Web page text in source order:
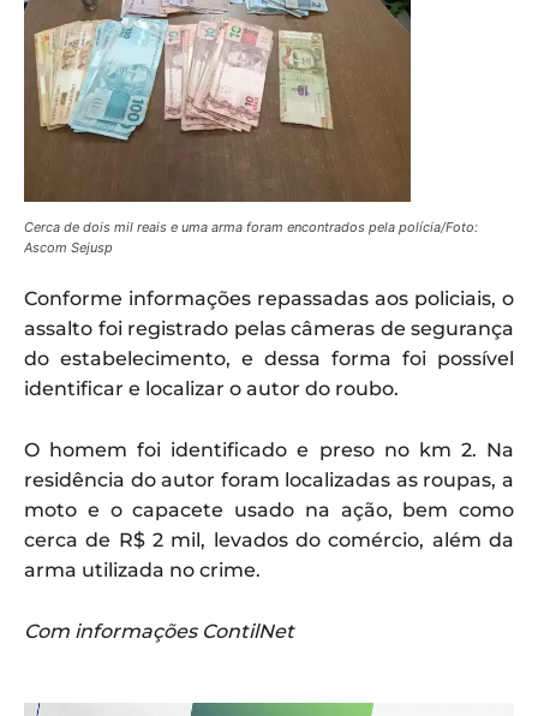
Cerca de dois mil reais e uma arma foram encontrados pela polícia/Foto:
Ascom Sejusp
Conforme informações repassadas aos policiais, o
assalto foi registrado pelas câmeras de segurança
do estabelecimento, e dessa forma foi possível
identificar e localizar o autor do roubo.
O homem foi identificado e preso no km 2. Na
residência do autor foram localizadas as roupas, a
moto e o capacete usado na ação, bem como
cerca de R$ 2 mil, levados do comércio, além da
arma utilizada no crime.
Com informações ContilNet